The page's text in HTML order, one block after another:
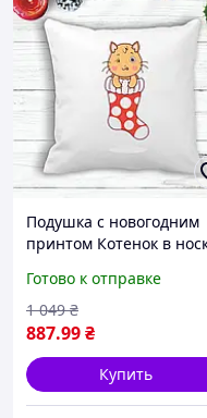
Подушка с новогодним
принтом Котенок в
2026
Готово к отправке
887.99₴
1 049 ₴
Купить